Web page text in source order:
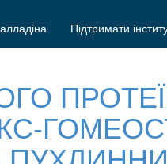
Підтримати